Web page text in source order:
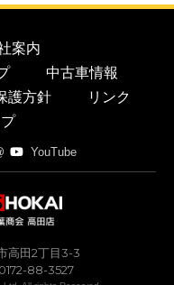
案内
中古車情報
護方針
リンク
YouTube
高田2丁目3-3
88-3527